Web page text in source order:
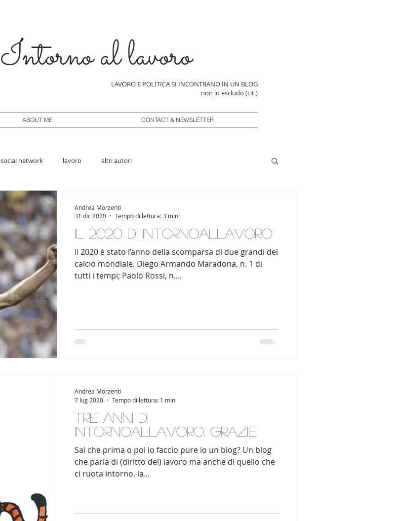
Intorno al lavoro
LAVORO E POLITICA SI INCONTRANO IN UN BLOG
non lo escludo (cit.)
ABOUT ME CONTACT & NEWSLETTER
social network lavoro altri autori
Il 2020 di intornoallavoro
Il 2020 è stato l’anno della scomparsa di due grandi del
calcio mondiale. Diego Armando Maradona, n. 1 di
tutti i tempi; Paolo Rossi, n....
Andrea Morzenti
31 dic 2020
Tempo di lettura: 3 min
Tre anni di
intornoallavoro. Grazie
Sai che prima o poi lo faccio pure io un blog? Un blog
che parla di (diritto del) lavoro ma anche di quello che
ci ruota intorno, la...
Andrea Morzenti
7 lug 2020
Tempo di lettura: 1 min